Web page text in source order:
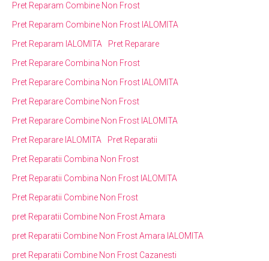
Pret Reparam Combine Non Frost
Pret Reparam Combine Non Frost IALOMITA
Pret Reparam IALOMITA
Pret Reparare
Pret Reparare Combina Non Frost
Pret Reparare Combina Non Frost IALOMITA
Pret Reparare Combine Non Frost
Pret Reparare Combine Non Frost IALOMITA
Pret Reparare IALOMITA
Pret Reparatii
Pret Reparatii Combina Non Frost
Pret Reparatii Combina Non Frost IALOMITA
Pret Reparatii Combine Non Frost
pret Reparatii Combine Non Frost Amara
pret Reparatii Combine Non Frost Amara IALOMITA
pret Reparatii Combine Non Frost Cazanesti